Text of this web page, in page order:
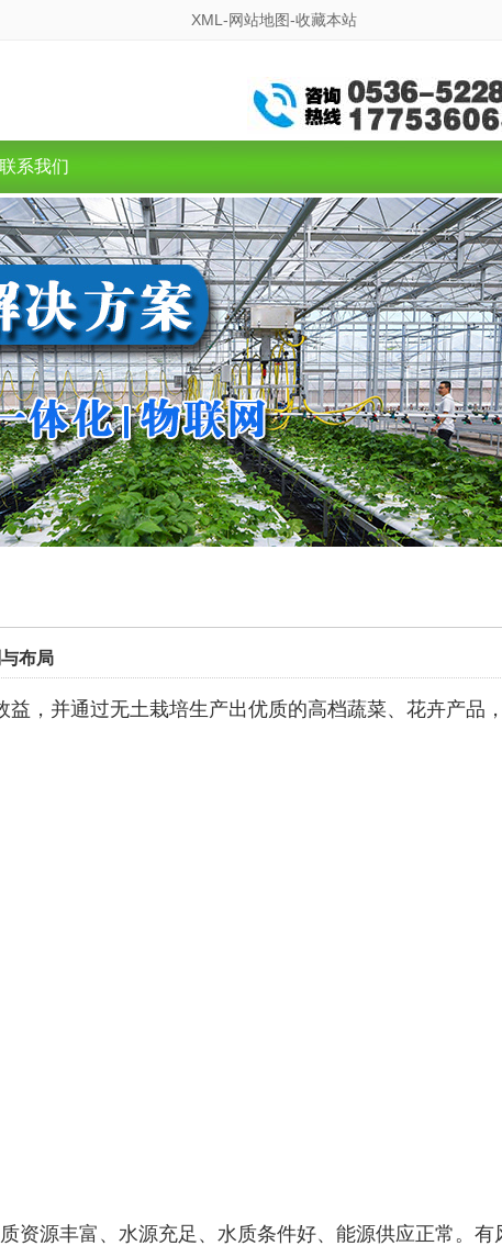
XML-网站地图-收藏本站
联系我们
布局
，并通过无土栽培生产出优质的高档蔬菜、花卉产品
资源丰富、水源充足、水质条件好、能源供应正常。有